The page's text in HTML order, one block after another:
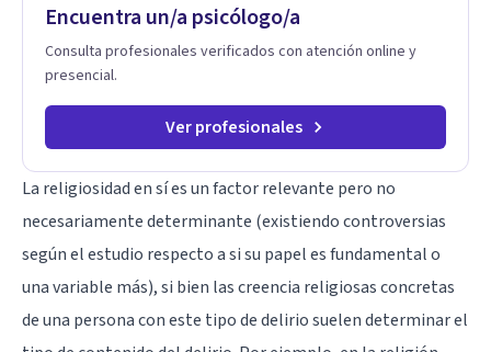
Encuentra un/a psicólogo/a
Consulta profesionales verificados con atención online y
presencial.
Ver profesionales
La religiosidad en sí es un factor relevante pero no
necesariamente determinante (existiendo controversias
según el estudio respecto a si su papel es fundamental o
una variable más), si bien las creencia religiosas concretas
de una persona con este tipo de delirio suelen determinar el